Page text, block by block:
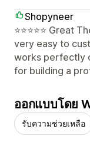
Shopyneer
⭐⭐⭐⭐⭐ Great
very easy to
works perfectly
for building a
ออกแบบโดย
รับความช่วยเหลือ